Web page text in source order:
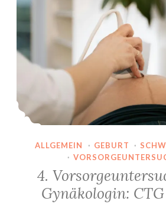
ALLGEMEIN · GEBURT ·
·
4.
Gynäkologin: